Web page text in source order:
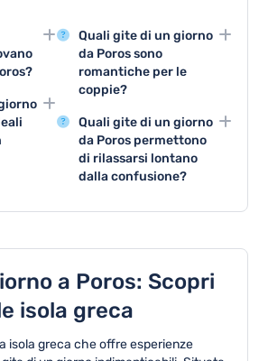
si
Quali gite di un giorno
da Poros sono
romantiche per le
coppie?
Le gite di un giorno a
Spetses offrono scenari
romantici, con stradine
strette, ville storiche e
Quali gite di un giorno
da Poros permettono
di rilassarsi lontano
dalla confusione?
tranquillità, natura
incontaminata e siti
archeologici immersi nel
silenzio.
a Poros: Scopri
isola greca
isola greca che offre esperienze